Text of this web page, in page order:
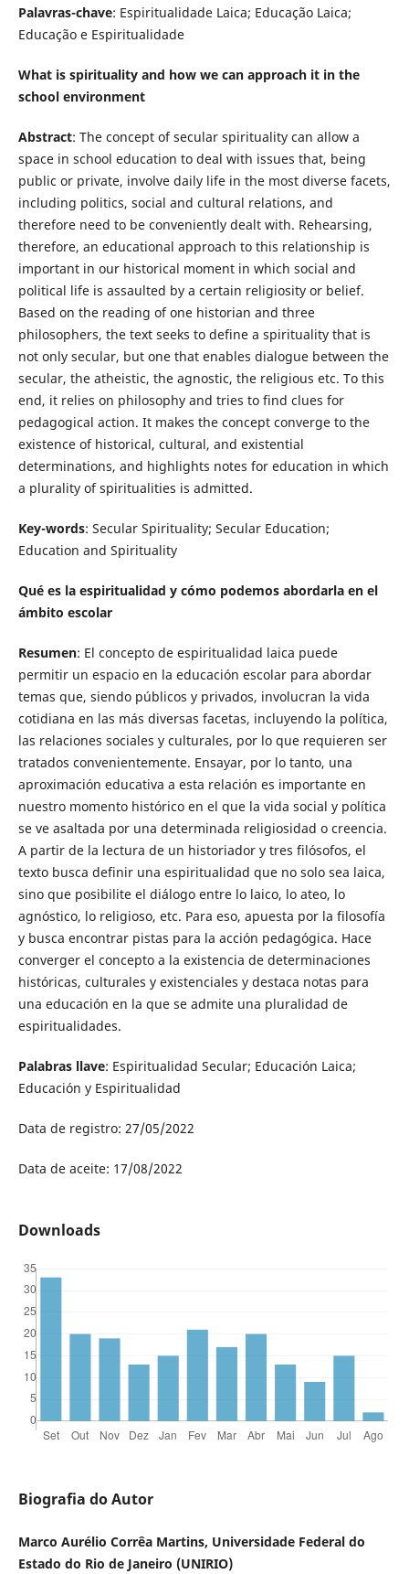
Palavras-chave: Espiritualidade Laica; Educação Laica;
Educação e Espiritualidade
What is spirituality and how we can approach it in the
school environment
Abstract: The concept of secular spirituality can allow a
space in school education to deal with issues that, being
public or private, involve daily life in the most diverse facets,
including politics, social and cultural relations, and
therefore need to be conveniently dealt with. Rehearsing,
therefore, an educational approach to this relationship is
important in our historical moment in which social and
political life is assaulted by a certain religiosity or belief.
Based on the reading of one historian and three
philosophers, the text seeks to define a spirituality that is
not only secular, but one that enables dialogue between the
secular, the atheistic, the agnostic, the religious etc. To this
end, it relies on philosophy and tries to find clues for
pedagogical action. It makes the concept converge to the
existence of historical, cultural, and existential
determinations, and highlights notes for education in which
a plurality of spiritualities is admitted.
Key-words: Secular Spirituality; Secular Education;
Education and Spirituality
Qué es la espiritualidad y cómo podemos abordarla en el
ámbito escolar
Resumen: El concepto de espiritualidad laica puede
permitir un espacio en la educación escolar para abordar
temas que, siendo públicos y privados, involucran la vida
cotidiana en las más diversas facetas, incluyendo la política,
las relaciones sociales y culturales, por lo que requieren ser
tratados convenientemente. Ensayar, por lo tanto, una
aproximación educativa a esta relación es importante en
nuestro momento histórico en el que la vida social y política
se ve asaltada por una determinada religiosidad o creencia.
A partir de la lectura de un historiador y tres filósofos, el
texto busca definir una espiritualidad que no solo sea laica,
sino que posibilite el diálogo entre lo laico, lo ateo, lo
agnóstico, lo religioso, etc. Para eso, apuesta por la filosofía
y busca encontrar pistas para la acción pedagógica. Hace
converger el concepto a la existencia de determinaciones
históricas, culturales y existenciales y destaca notas para
una educación en la que se admite una pluralidad de
espiritualidades.
Palabras llave: Espiritualidad Secular; Educación Laica;
Educación y Espiritualidad
Data de registro: 27/05/2022
Data de aceite: 17/08/2022
Downloads
Biografia do Autor
Marco Aurélio Corrêa Martins, Universidade Federal do
Estado do Rio de Janeiro (UNIRIO)